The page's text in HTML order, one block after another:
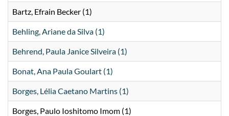
Bartz, Efrain Becker (1)
Behling, Ariane da Silva (1)
Behrend, Paula Janice Silveira (1)
Bonat, Ana Paula Goulart (1)
Borges, Lélia Caetano Martins (1)
Borges, Paulo Ioshitomo Imom (1)